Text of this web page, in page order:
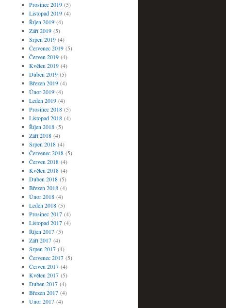
Prosinec 2019(5)
Listopad 2019(4)
Říjen 2019(4)
Září 2019(5)
Srpen 2019(4)
Červenec 2019(5)
Červen 2019(4)
Květen 2019(4)
Duben 2019(5)
Březen 2019(4)
Únor 2019(4)
Leden 2019(4)
Prosinec 2018(5)
Listopad 2018(4)
Říjen 2018(5)
Září 2018(4)
Srpen 2018(4)
Červenec 2018(5)
Červen 2018(4)
Květen 2018(4)
Duben 2018(5)
Březen 2018(4)
Únor 2018(4)
Leden 2018(5)
Prosinec 2017(4)
Listopad 2017(4)
Říjen 2017(5)
Září 2017(4)
Srpen 2017(4)
Červenec 2017(5)
Červen 2017(4)
Květen 2017(5)
Duben 2017(4)
Březen 2017(4)
Únor 2017(4)